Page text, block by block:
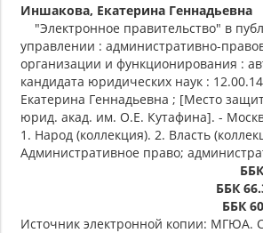
Иншакова, Екатерина Геннадьевна
"Электронное правительство" в
управлении : административно-
организации и функционирования :
кандидата юридических наук :
Екатерина Геннадьевна ; [Место
юрид. акад. им. О.Е. Кутафина]. -
1. Народ (коллекция). 2. Власть
Административное право;
ББК
ББК
Источник электронной копии: МГЮА.